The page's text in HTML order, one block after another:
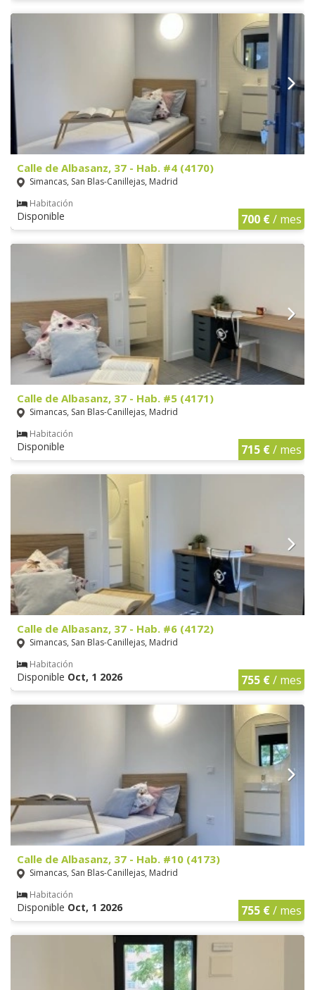
Calle de Albasanz, 37 - Hab. #4 (4170)
Simancas, San Blas-Canillejas, Madrid
Habitación
Disponible 700 €/ mes
Calle de Albasanz, 37 - Hab. #5 (4171)
Simancas, San Blas-Canillejas, Madrid
Habitación
Disponible 715 €/ mes
Calle de Albasanz, 37 - Hab. #6 (4172)
Simancas, San Blas-Canillejas, Madrid
Habitación
Disponible Oct, 1 2026 755 €/ mes
Calle de Albasanz, 37 - Hab. #10 (4173)
Simancas, San Blas-Canillejas, Madrid
Habitación
Disponible Oct, 1 2026 755 €/ mes